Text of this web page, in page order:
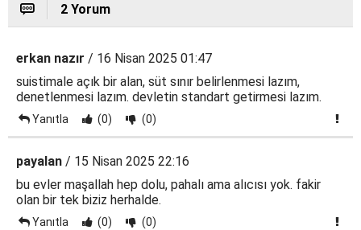
2 Yorum
erkan nazır / 16 Nisan 2025 01:47
suistimale açık bir alan, süt sınır belirlenmesi lazım,
denetlenmesi lazım. devletin standart getirmesi lazım.
Yanıtla (0) (0)
payalan / 15 Nisan 2025 22:16
bu evler maşallah hep dolu, pahalı ama alıcısı yok. fakir
olan bir tek biziz herhalde.
Yanıtla (0) (0)